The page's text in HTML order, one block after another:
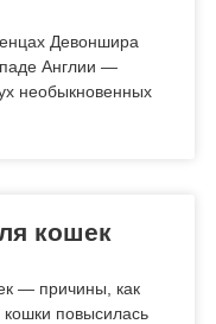
Девоншира
Англии —
необыкновенных
кошек
— причины, как
кошки повысилась